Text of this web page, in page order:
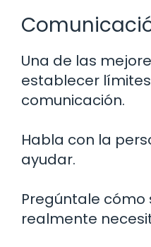
Una de las
establecer
comunicación.
Habla con la
ayudar.
Pregúntale cómo
realmente